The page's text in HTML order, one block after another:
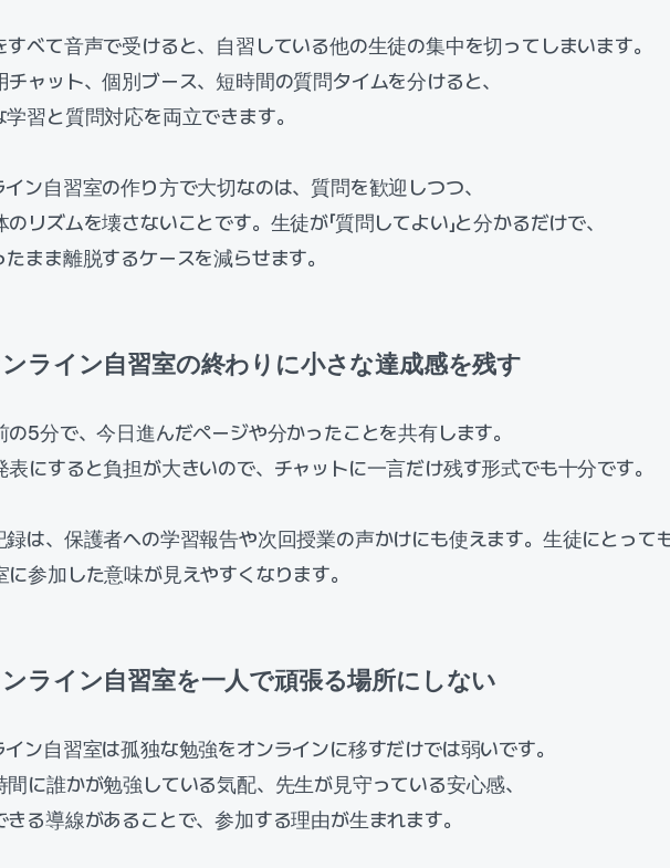
すべて音声で受けると、自習している他の生徒の集中を切ってしまいます。
チャット、個別ブース、短時間の質問タイムを分けると、
学習と質問対応を両立できます。
イン自習室の作り方で大切なのは、質問を歓迎しつつ、
リズムを壊さないことです。生徒が「質問してよい」と分かるだけで、
まま離脱するケースを減らせます。
ライン自習室の終わりに小さな達成感を残す
の5分で、今日進んだページや分かったことを共有します。
表にすると負担が大きいので、チャットに一言だけ残す形式でも十分です。
録は、保護者への学習報告や次回授業の声かけにも使えます。生徒にとって
に参加した意味が見えやすくなります。
ライン自習室を一人で頑張る場所にしない
イン自習室は孤独な勉強をオンラインに移すだけでは弱いです。
間に誰かが勉強している気配、先生が見守っている安心感、
きる導線があることで、参加する理由が生まれます。